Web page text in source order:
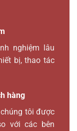
nghiệm lâu
bị, thao tác
hàng
tôi được
với các bên